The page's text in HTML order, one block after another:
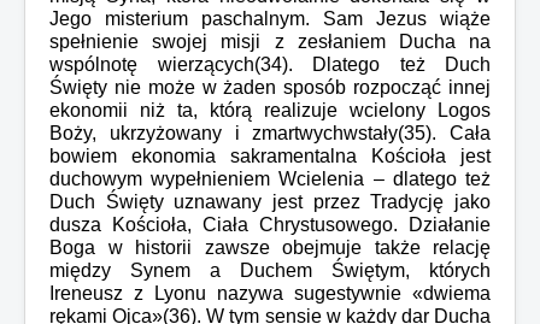
Jego misterium paschalnym. Sam Jezus wiąże
spełnienie swojej misji z zesłaniem Ducha na
wspólnotę wierzących(34). Dlatego też Duch
Święty nie może w żaden sposób rozpocząć innej
ekonomii niż ta, którą realizuje wcielony Logos
Boży, ukrzyżowany i zmartwychwstały(35). Cała
bowiem ekonomia sakramentalna Kościoła jest
duchowym wypełnieniem Wcielenia – dlatego też
Duch Święty uznawany jest przez Tradycję jako
dusza Kościoła, Ciała Chrystusowego. Działanie
Boga w historii zawsze obejmuje także relację
między Synem a Duchem Świętym, których
Ireneusz z Lyonu nazywa sugestywnie «dwiema
rękami Ojca»(36). W tym sensie w każdy dar Ducha